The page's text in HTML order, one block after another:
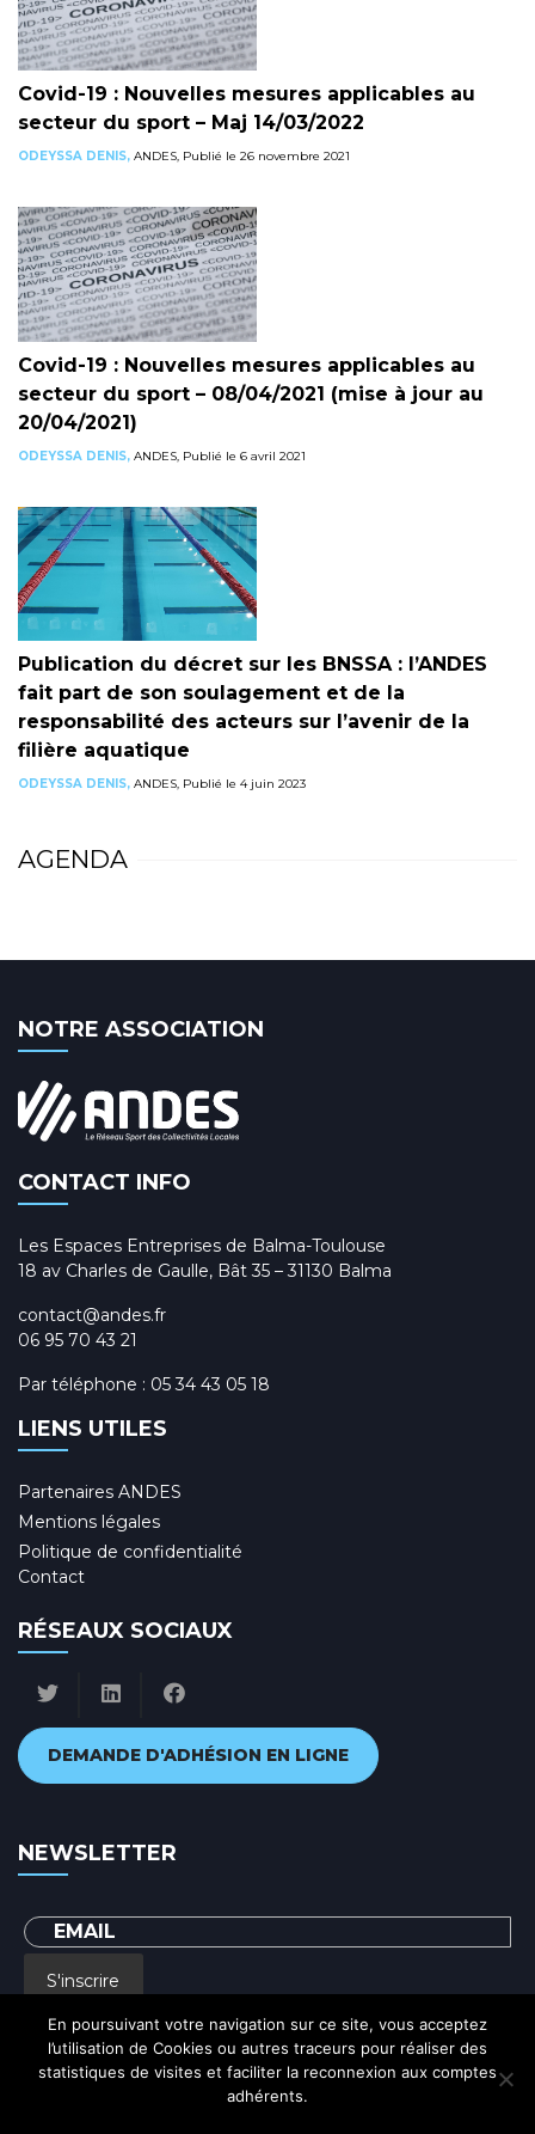
Covid-19 : Nouvelles mesures applicables au
secteur du sport – Maj 14/03/2022
ODEYSSA DENIS, ANDES, Publié le 26 novembre 2021
Covid-19 : Nouvelles mesures applicables au
secteur du sport – 08/04/2021 (mise à jour au
20/04/2021)
ODEYSSA DENIS, ANDES, Publié le 6 avril 2021
Publication du décret sur les BNSSA : l’ANDES
fait part de son soulagement et de la
responsabilité des acteurs sur l’avenir de la
filière aquatique
ODEYSSA DENIS, ANDES, Publié le 4 juin 2023
AGENDA
NOTRE ASSOCIATION
CONTACT INFO
Les Espaces Entreprises de Balma-Toulouse
18 av Charles de Gaulle, Bât 35 – 31130 Balma
contact@andes.fr
06 95 70 43 21
Par téléphone : 05 34 43 05 18
LIENS UTILES
Partenaires ANDES
Mentions légales
Politique de confidentialité
Contact
RÉSEAUX SOCIAUX
DEMANDE D'ADHÉSION EN LIGNE
NEWSLETTER
S'inscrire
En renseignant votre adresse email, vous acceptez de recevoir par courrier
electronique notre lettre d'information et vous prenez connaissance de notre
En poursuivant votre navigation sur ce site, vous acceptez
l’utilisation de Cookies ou autres traceurs pour réaliser des
statistiques de visites et faciliter la reconnexion aux comptes
adhérents.